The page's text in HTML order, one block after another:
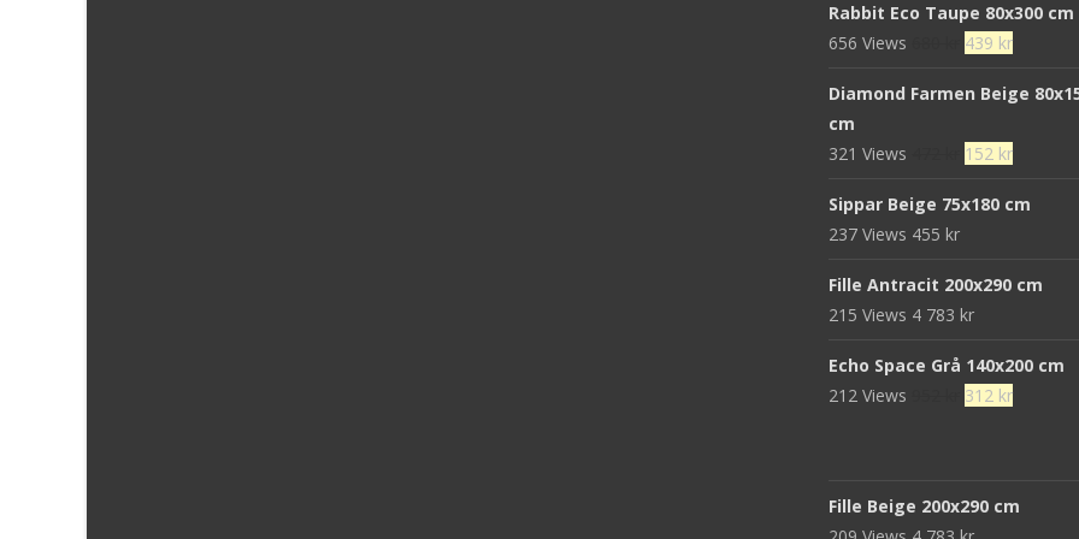
Rabbit Eco Taupe 80x300 cm
656 Views
Det
priset
680 kr.
439 krDet
priset
439 kr.
Diamond Farmen Beige
cm
321 Views
Det
priset
152 krDet
priset
Sippar Beige 75x180 cm
237 Views 455 kr
Fille Antracit 200x290 cm
215 Views 4 783 kr
Echo Space Grå 140x200 cm
212 Views
Det
952 kr.
312 krDet
312 kr.
Fille Beige 200x290 cm